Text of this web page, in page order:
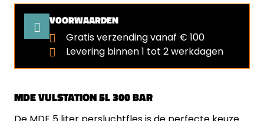
MDE VULSTATION 5L 300 BAR
VOORWAARDEN
Gratis verzending vanaf € 100
Levering binnen 1 tot 2 werkdagen